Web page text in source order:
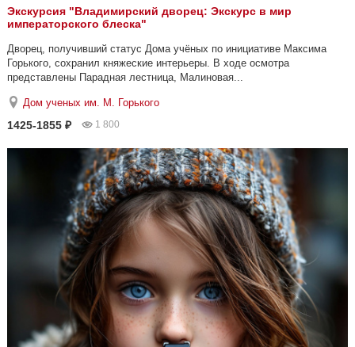
Экскурсия "Владимирский дворец: Экскурс в мир
императорского блеска"
Дворец, получивший статус Дома учёных по инициативе Максима
Горького, сохранил княжеские интерьеры. В ходе осмотра
представлены Парадная лестница, Малиновая...
Дом ученых им. М. Горького
1425-1855 ₽ 1 800